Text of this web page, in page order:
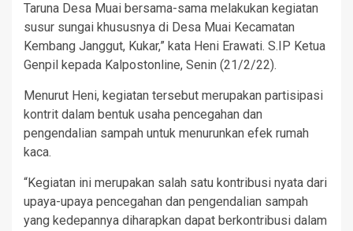
Taruna Desa Muai bersama-sama melakukan kegiatan
susur sungai khususnya di Desa Muai Kecamatan
Kembang Janggut, Kukar,” kata Heni Erawati. S.IP Ketua
Genpil kepada Kalpostonline, Senin (21/2/22).
Menurut Heni, kegiatan tersebut merupakan partisipasi
kontrit dalam bentuk usaha pencegahan dan
pengendalian sampah untuk menurunkan efek rumah
kaca.
“Kegiatan ini merupakan salah satu kontribusi nyata dari
upaya-upaya pencegahan dan pengendalian sampah
yang kedepannya diharapkan dapat berkontribusi dalam